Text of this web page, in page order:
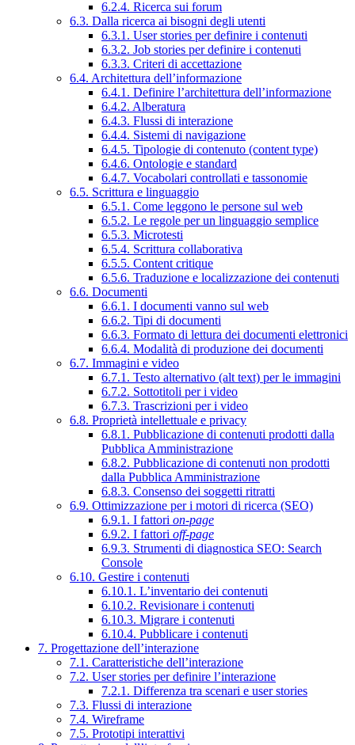
6.2.4. Ricerca sui forum
6.3. Dalla ricerca ai bisogni degli utenti
6.3.1. User stories per definire i contenuti
6.3.2. Job stories per definire i contenuti
6.3.3. Criteri di accettazione
6.4. Architettura dell’informazione
6.4.1. Definire l’architettura dell’informazione
6.4.2. Alberatura
6.4.3. Flussi di interazione
6.4.4. Sistemi di navigazione
6.4.5. Tipologie di contenuto (content type)
6.4.6. Ontologie e standard
6.4.7. Vocabolari controllati e tassonomie
6.5. Scrittura e linguaggio
6.5.1. Come leggono le persone sul web
6.5.2. Le regole per un linguaggio semplice
6.5.3. Microtesti
6.5.4. Scrittura collaborativa
6.5.5. Content critique
6.5.6. Traduzione e localizzazione dei contenuti
6.6. Documenti
6.6.1. I documenti vanno sul web
6.6.2. Tipi di documenti
6.6.3. Formato di lettura dei documenti elettronici
6.6.4. Modalità di produzione dei documenti
6.7. Immagini e video
6.7.1. Testo alternativo (alt text) per le immagini
6.7.2. Sottotitoli per i video
6.7.3. Trascrizioni per i video
6.8. Proprietà intellettuale e privacy
6.8.1. Pubblicazione di contenuti prodotti dalla
Pubblica Amministrazione
6.8.2. Pubblicazione di contenuti non prodotti
dalla Pubblica Amministrazione
6.8.3. Consenso dei soggetti ritratti
6.9. Ottimizzazione per i motori di ricerca (SEO)
6.9.1. I fattori on-page
6.9.2. I fattori off-page
6.9.3. Strumenti di diagnostica SEO: Search
Console
6.10. Gestire i contenuti
6.10.1. L’inventario dei contenuti
6.10.2. Revisionare i contenuti
6.10.3. Migrare i contenuti
6.10.4. Pubblicare i contenuti
7. Progettazione dell’interazione
7.1. Caratteristiche dell’interazione
7.2. User stories per definire l’interazione
7.2.1. Differenza tra scenari e user stories
7.3. Flussi di interazione
7.4. Wireframe
7.5. Prototipi interattivi